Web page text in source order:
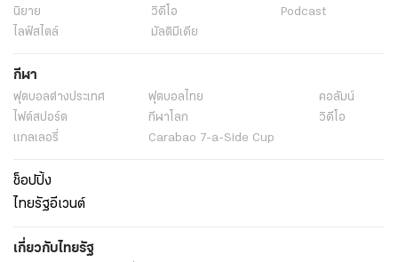
นิยาย
วิดีโอ
Podcast
ไลฟ์สไตล์
มัลติมีเดีย
กีฬา
ฟุตบอลต่่างประเทศ ฟุตบอลไทย
คอลัมน์
ไฟต์สปอร์ต
กีฬาโลก
วิดีโอ
แกลเลอรี่
Carabao 7-a-Side Cup
ช็อปปิ้ง
ไทยรัฐอีเวนต์
เกี่ยวกับไทยรัฐ